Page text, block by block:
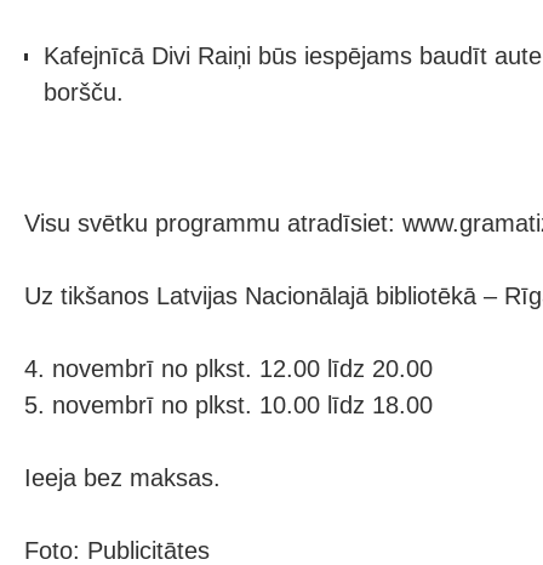
Kafejnīcā Divi Raiņi būs iespējams baudīt
boršču.
Visu svētku programmu atradīsiet:
Uz tikšanos Latvijas Nacionālajā bibliotēkā –
4. novembrī no plkst. 12.00 līdz 20.00
5. novembrī no plkst. 10.00 līdz 18.00
Ieeja bez maksas.
Foto: Publicitātes